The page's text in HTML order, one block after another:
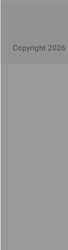
Copyright 2026